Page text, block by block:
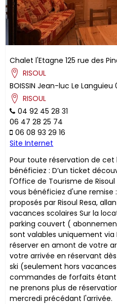
Chalet l'Etagne 125 rue des
RISOUL
BOISSIN Jean-luc Le Languieu
RISOUL
04 92 45 28 31
06 47 28 25 74
06 08 93 29 16
Site Internet
Pour toute réservation de
bénéficiez : D’un ticket
l'Office de Tourisme de
vous bénéficiez d'une remise
proposés par Risoul Resa,
vacances scolaires Sur la
parking couvert (
sont valables uniquement via
réserver en amont de votre
votre arrivée en réservant
ski (seulement hors
commandes de forfaits
ne prenons plus de
mercredi précédant l'arrivée.